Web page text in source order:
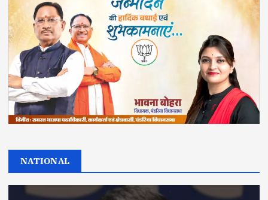
NATIONAL